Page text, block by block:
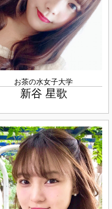
お茶の水女子大学
新谷 星歌